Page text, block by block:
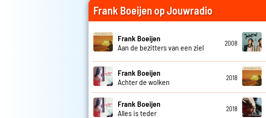
Frank Boeijen op Jouwradio
Frank Boeijen
Aan de bezitters van een ziel
2008
Frank Boeijen
Achter de wolken
2018
Frank Boeijen
Alles is teder
2018